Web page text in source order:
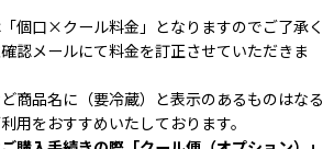
個口×クール料金」となりますのでご了承く
認メールにて料金を訂正させていただきま
商品名に（要冷蔵）と表示のあるものはなる
用をおすすめいたしております。